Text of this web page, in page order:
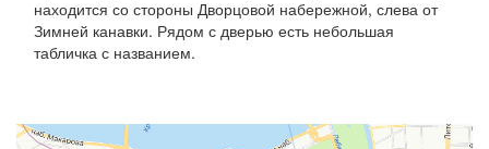
находится со стороны Дворцовой набережной, слева от
Зимней канавки. Рядом с дверью есть небольшая
табличка с названием.